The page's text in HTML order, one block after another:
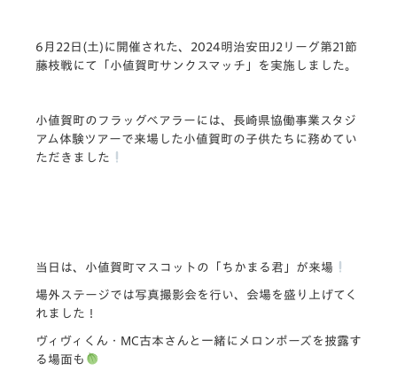
6月22日(土)に開催された、2024明治安田J2リーグ第21節
藤枝戦にて「小値賀町サンクスマッチ」を実施しました。
小値賀町のフラッグベアラーには、長崎県協働事業スタジ
アム体験ツアーで来場した小値賀町の子供たちに務めてい
ただきました
当日は、小値賀町マスコットの「ちかまる君」が来場
場外ステージでは写真撮影会を行い、会場を盛り上げてく
れました！
ヴィヴィくん・MC古本さんと一緒にメロンポーズを披露す
る場面も